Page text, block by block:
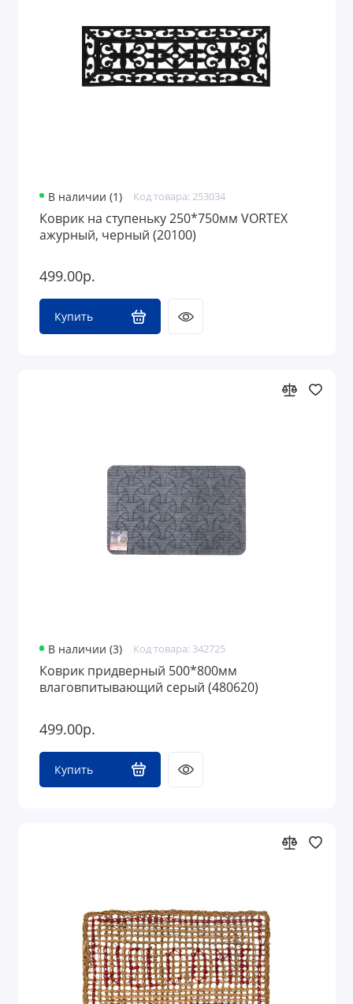
В наличии (1) Код товара: 253034
Коврик на ступеньку 250*750мм VORTEX
ажурный, черный (20100)
499.00р.
Купить
В наличии (3) Код товара: 342725
Коврик придверный 500*800мм
влаговпитывающий серый (480620)
499.00р.
Купить